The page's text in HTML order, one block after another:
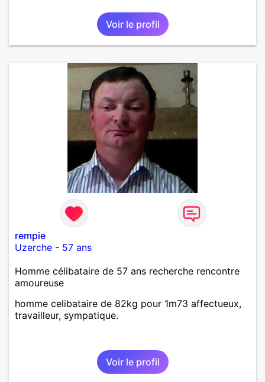
Voir le profil
rempie
Uzerche - 57 ans
Homme célibataire de 57 ans recherche rencontre
amoureuse
homme celibataire de 82kg pour 1m73 affectueux,
travailleur, sympatique.
Voir le profil